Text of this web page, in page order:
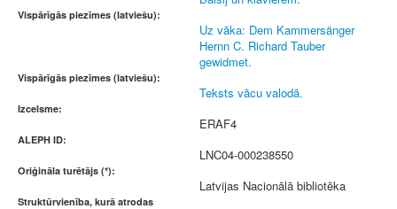
Vispārīgās piezīmes (latviešu):
Uz vāka: Dem Kammersänger
Hernn C. Richard Tauber
gewidmet.
Vispārīgās piezīmes (latviešu):
Teksts vācu valodā.
Izcelsme:
ERAF4
ALEPH ID:
LNC04-000238550
Oriģināla turētājs (*):
Latvijas Nacionālā bibliotēka
Struktūrvienība, kurā atrodas